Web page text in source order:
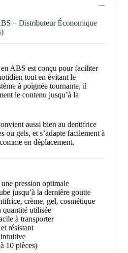
– Distributeur Économique
ABS est conçu pour faciliter
tout en évitant le
à poignée tournante, il
le contenu jusqu’à la
aussi bien au dentifrice
ou gels, et s’adapte facilement à
en déplacement.
pression optimale
jusqu’à la dernière goutte
crème, gel, cosmétique
quantité utilisée
à transporter
résistant
10 pièces)